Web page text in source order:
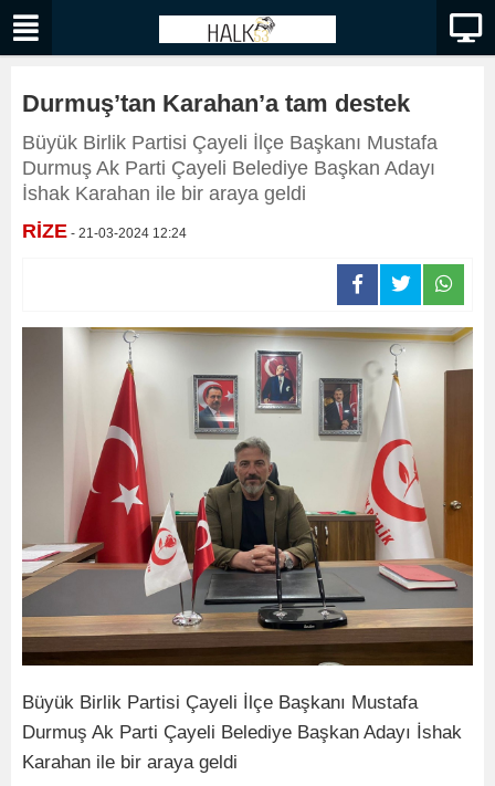
Durmuş’tan Karahan’a tam destek
Büyük Birlik Partisi Çayeli İlçe Başkanı Mustafa
Durmuş Ak Parti Çayeli Belediye Başkan Adayı
İshak Karahan ile bir araya geldi
RİZE - 21-03-2024 12:24
Büyük Birlik Partisi Çayeli İlçe Başkanı Mustafa
Durmuş Ak Parti Çayeli Belediye Başkan Adayı İshak
Karahan ile bir araya geldi